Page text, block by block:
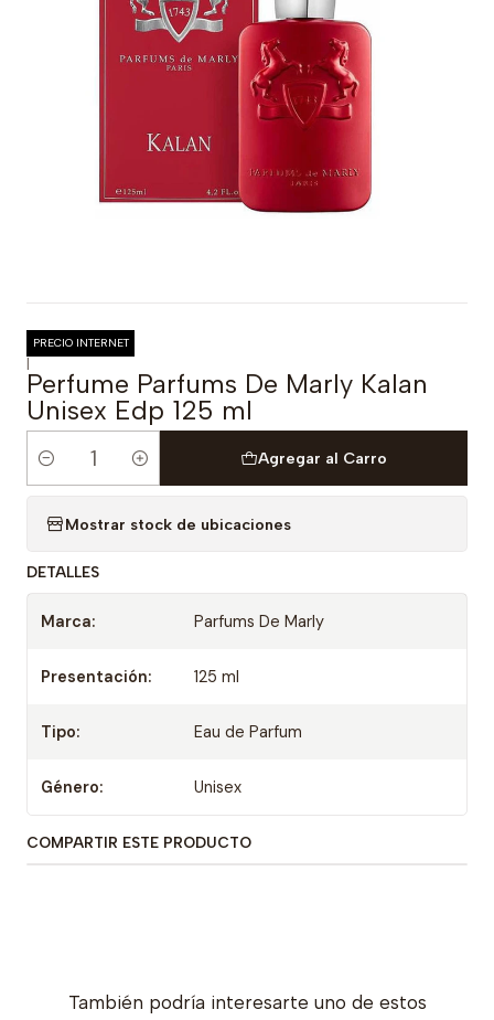
PRECIO INTERNET
|
Perfume Parfums De Marly Kalan
Unisex Edp 125 ml
Cantidad
Agregar al Carro
Mostrar stock de ubicaciones
DETALLES
Marca: Parfums De Marly
Presentación: 125 ml
Tipo: Eau de Parfum
Género: Unisex
COMPARTIR ESTE PRODUCTO
También podría interesarte uno de estos